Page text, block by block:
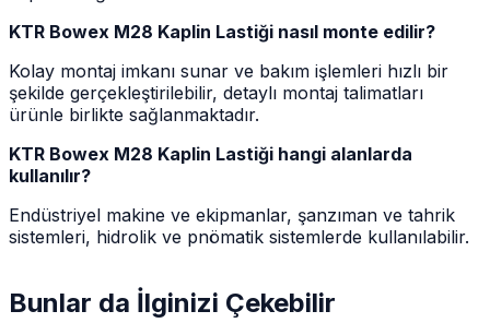
KTR Bowex M28 Kaplin Lastiği nasıl monte edilir?
Kolay montaj imkanı sunar ve bakım işlemleri hızlı bir
şekilde gerçekleştirilebilir, detaylı montaj talimatları
ürünle birlikte sağlanmaktadır.
KTR Bowex M28 Kaplin Lastiği hangi alanlarda
kullanılır?
Endüstriyel makine ve ekipmanlar, şanzıman ve tahrik
sistemleri, hidrolik ve pnömatik sistemlerde kullanılabilir.
Bunlar da İlginizi Çekebilir